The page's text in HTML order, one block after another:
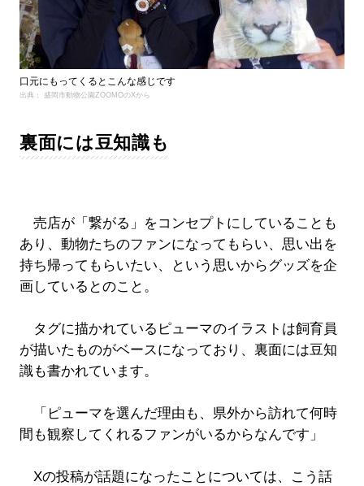
口元にもってくるとこんな感じです
出典： 盛岡市動物公園ZOOMOのXから
裏面には豆知識も
売店が「繋がる」をコンセプトにしていることも
あり、動物たちのファンになってもらい、思い出を
持ち帰ってもらいたい、という思いからグッズを企
画しているとのこと。
タグに描かれているピューマのイラストは飼育員
が描いたものがベースになっており、裏面には豆知
識も書かれています。
「ピューマを選んだ理由も、県外から訪れて何時
間も観察してくれるファンがいるからなんです」
Xの投稿が話題になったことについては、こう話